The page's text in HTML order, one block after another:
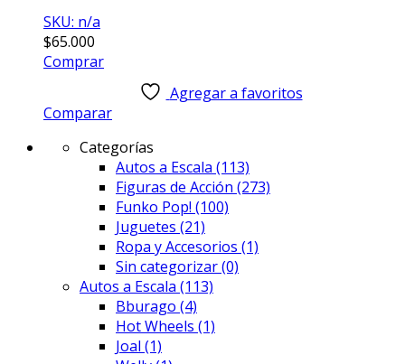
SKU: n/a
$65.000
Comprar
Agregar a favoritos
Comparar
Categorías
Autos a Escala (113)
Figuras de Acción (273)
Funko Pop! (100)
Juguetes (21)
Ropa y Accesorios (1)
Sin categorizar(0)
Autos a Escala (113)
Bburago (4)
Hot Wheels (1)
Joal (1)